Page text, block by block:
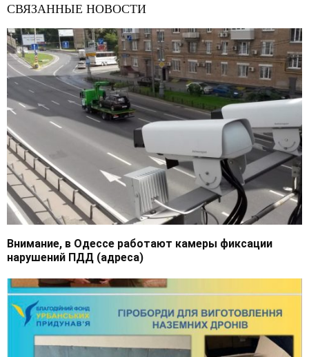
СВЯЗАННЫЕ НОВОСТИ
Внимание, в Одессе работают камеры фиксации
нарушений ПДД (адреса)